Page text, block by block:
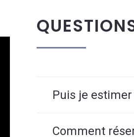
Puis je
Comment